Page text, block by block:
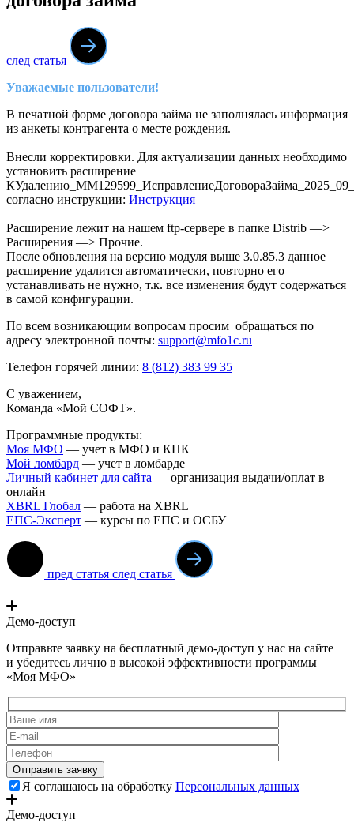
след статья
Уважаемые пользователи!
В печатной форме договора займа не заполнялась информация
из анкеты контрагента о месте рождения.
Внесли корректировки. Для актуализации данных необходимо
установить расширение
согласно инструкции: Инструкция
Расширение лежит на нашем ftp-сервере в папке Distrib —>
Расширения —> Прочие.
После обновления на версию модуля выше 3.0.85.3 данное
расширение удалится автоматически, повторно его
устанавливать не нужно, т.к. все изменения будут содержаться
в самой конфигурации.
По всем возникающим вопросам просим обращаться по
адресу электронной почты: support@mfo1c.ru
Телефон горячей линии: 8 (812) 383 99 35
С уважением,
Команда «Мой СОФТ».
Программные продукты:
Моя МФО — учет в МФО и КПК
Мой ломбард — учет в ломбарде
Личный кабинет для сайта — организация выдачи/оплат в
онлайн
XBRL Глобал — работа на XBRL
ЕПС-Эксперт — курсы по ЕПС и ОСБУ
пред статья след статья
Демо-доступ
Отправьте заявку на бесплатный демо-доступ у нас на сайте
и убедитесь лично в высокой эффективности программы
«Моя МФО»
Я соглашаюсь на обработку Персональных данных
Демо-доступ